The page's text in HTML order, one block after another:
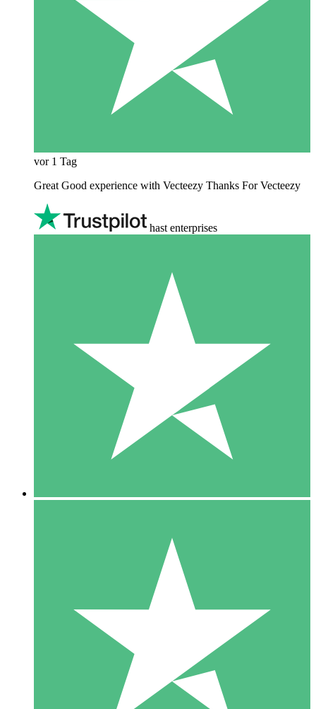
vor 1 Tag
Great Good experience with Vecteezy Thanks For Vecteezy
hast enterprises